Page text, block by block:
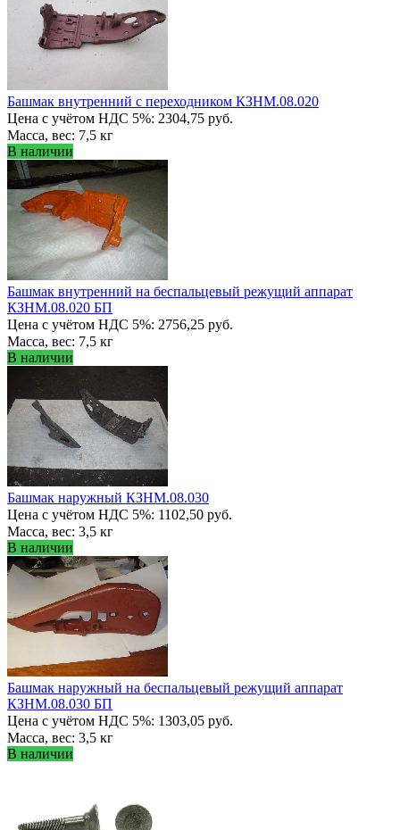
Башмак внутренний с переходником КЗНМ.08.020
Цена с учётом НДС 5%: 2304,75 руб.
Масса, вес: 7,5 кг
В наличии
Башмак внутренний на беспальцевый режущий аппарат
КЗНМ.08.020 БП
Цена с учётом НДС 5%: 2756,25 руб.
Масса, вес: 7,5 кг
В наличии
Башмак наружный КЗНМ.08.030
Цена с учётом НДС 5%: 1102,50 руб.
Масса, вес: 3,5 кг
В наличии
Башмак наружный на беспальцевый режущий аппарат
КЗНМ.08.030 БП
Цена с учётом НДС 5%: 1303,05 руб.
Масса, вес: 3,5 кг
В наличии